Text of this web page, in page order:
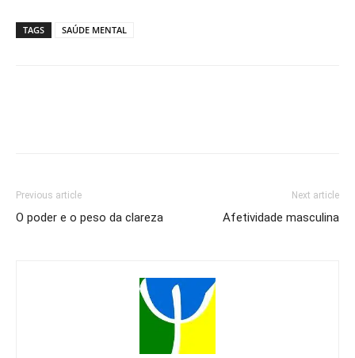
TAGS SAÚDE MENTAL
Previous article
O poder e o peso da clareza
Next article
Afetividade masculina